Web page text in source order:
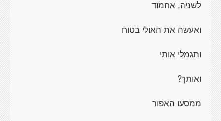
לשניה, אחמוד
ואעשה את האולי בטוח
ותגמלי אותי
ואותך?
ממסעו האפור